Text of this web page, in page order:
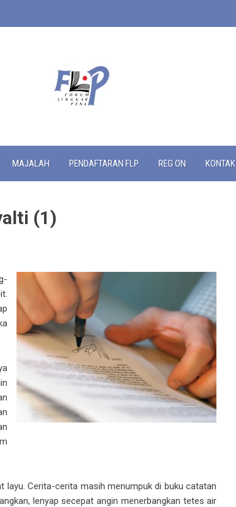
MAJALAH PENDAFTARAN FLP REG ON KONTAK
(1)
layu. Cerita-cerita masih menumpuk di buku catatan
lenyap secepat angin menerbangkan tetes air